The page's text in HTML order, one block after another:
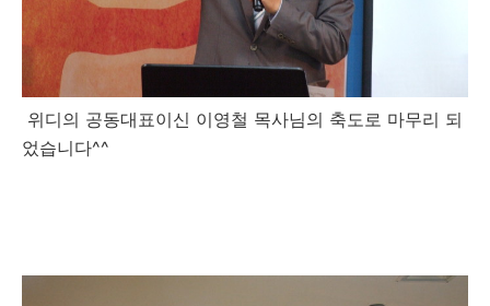
위디의 공동대표이신 이영철 목사님의 축도로 마무리 되
었습니다^^